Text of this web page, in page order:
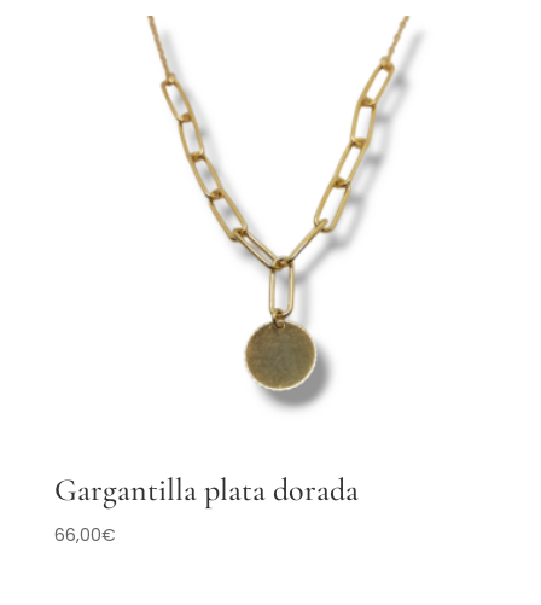
Gargantilla plata dorada
66,00€